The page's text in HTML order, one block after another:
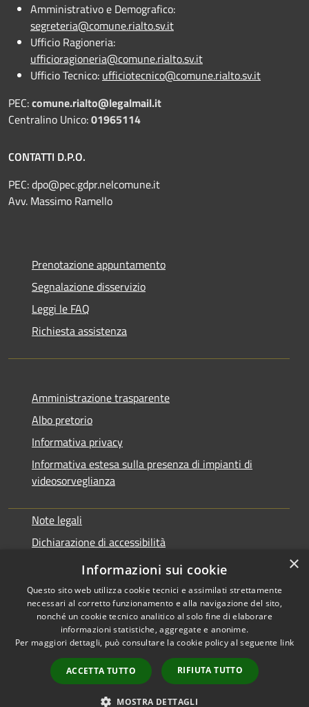
Amministrativo e Demografico:
segreteria@comune.rialto.sv.it
Ufficio Ragioneria:
ufficioragioneria@comune.rialto.sv.it
Ufficio Tecnico: ufficiotecnico@comune.rialto.sv.it
PEC:comune.rialto@legalmail.it
Centralino Unico:01965114
CONTATTI D.P.O.
PEC:dpo@pec.gdpr.nelcomune.it
Avv. Massimo Ramello
Prenotazione appuntamento
Segnalazione disservizio
Leggi le FAQ
Richiesta assistenza
Amministrazione trasparente
Albo pretorio
Informativa privacy
Informativa estesa sulla presenza di impianti di
videosorveglianza
Note legali
Dichiarazione di accessibilità
Obbiettivi di accessibilità
Accessibilità
Copyright © 2026 • Comune di
Rialto • Powered by
Municipium•
Accesso
redazione
×
Informazioni sui cookie
Questo sito web utilizza cookie tecnici e assimilati strettamente
necessari al corretto funzionamento e alla navigazione del sito,
nonché un cookie tecnico analitico al solo fine di elaborare
informazioni statistiche, aggregate e anonime.
Per maggiori dettagli, può consultare la cookie policy al seguente link
ACCETTA TUTTO RIFIUTA TUTTO
MOSTRA DETTAGLI